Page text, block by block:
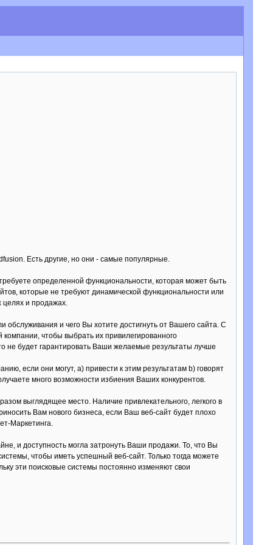
Есть другие, но они - самые популярные.
определенной функциональности, которая может быть
которые не требуют динамической функциональности или
целях и продажах.
обслуживания и чего Вы хотите достигнуть от Вашего сайта. С
чтобы выбрать их привилегированного
не будет гарантировать Ваши желаемые результаты лучше
если они могут, a) привести к этим результатам b) говорят
много возможности избиения Ваших конкурентов.
выглядящее место. Наличие привлекательного, легкого в
Вам нового бизнеса, если Ваш веб-сайт будет плохо
Маркетинга.
и доступность могла затронуть Ваши продажи. То, что Вы
чтобы иметь успешный веб-сайт. Только тогда можете
эти поисковые системы постоянно изменяют свои